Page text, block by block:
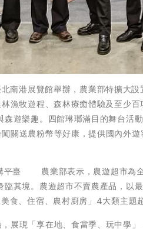
南港展覽館舉辦，農業部特擴大
漁牧遊程、森林療癒體驗及至少
遊樂趣。四館琳瑯滿目的舞台活
關送農粉幣等好康，提供國內外
平臺 農業部表示，農遊超市為
其境。農遊超市不賣農產品，以
食、住宿、農村廚房」4大類主題
展現「享在地、食當季、玩中學